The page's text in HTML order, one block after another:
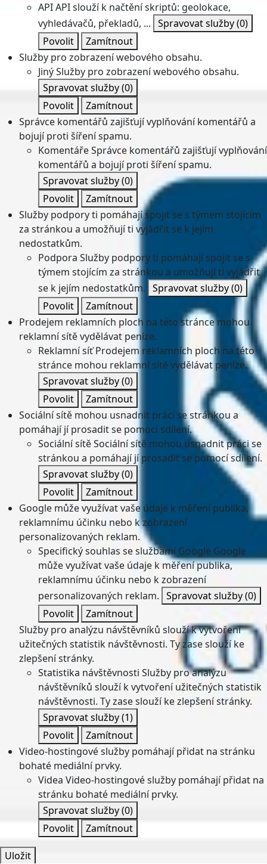
APIAPI slouží k načtění skriptů: geolokace,
vyhledávačů, překladů, ... Spravovat služby(0)
Povolit
Zamítnout
Služby pro zobrazení webového obsahu.
JinýSlužby pro zobrazení webového obsahu.
Spravovat služby(0)
Povolit
Zamítnout
Správce komentářů zajišťují vyplňování komentářů a
bojují proti šíření spamu.
KomentářeSprávce komentářů zajišťují vyplňování
komentářů a bojují proti šíření spamu.
Spravovat služby(0)
Povolit
Zamítnout
Služby podpory ti pomáhají spojit se s týmem stojícím
za stránkou a umožňují ti vyjádřit se k jejím
nedostatkům.
Podpora Služby podpory ti pomáhají spojit se s
týmem stojícím za stránkou a umožňují ti vyjádřit
se k jejím nedostatkům. Spravovat služby(0)
Povolit
Zamítnout
Prodejem reklamních ploch na této stránce mohou
reklamní sítě vydělávat peníze.
Reklamní síť Prodejem reklamních ploch na této
stránce mohou reklamní sítě vydělávat peníze.
Spravovat služby(0)
Povolit
Zamítnout
Sociální sítě mohou usnadnit práci se stránkou a
pomáhají jí prosadit se pomocí sdílení.
Sociální sítěSociální sítě mohou usnadnit práci se
stránkou a pomáhají jí prosadit se pomocí sdílení.
Spravovat služby(0)
Povolit
Zamítnout
Google může využívat vaše údaje k měření publika,
reklamnímu účinku nebo k zobrazení
personalizovaných reklam.
Specifický souhlas se službami Google Google
může využívat vaše údaje k měření publika,
reklamnímu účinku nebo k zobrazení
personalizovaných reklam. Spravovat služby(0)
Povolit
Zamítnout
Služby pro analýzu návštěvníků slouží k vytvoření
užitečných statistik návštěvnosti. Ty zase slouží ke
zlepšení stránky.
Statistika návštěvnosti Služby pro analýzu
návštěvníků slouží k vytvoření užitečných statistik
návštěvnosti. Ty zase slouží ke zlepšení stránky.
Spravovat služby(1)
Povolit
Zamítnout
Video-hostingové služby pomáhají přidat na stránku
bohaté mediální prvky.
Videa Video-hostingové služby pomáhají přidat na
stránku bohaté mediální prvky.
Spravovat služby(0)
Povolit
Zamítnout
Uložit